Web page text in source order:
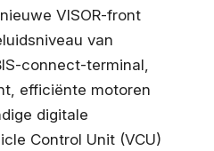
VISOR-front
van
connect-terminal,
efficiënte motoren
digitale
Control Unit (VCU)